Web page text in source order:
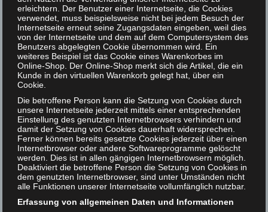
konnten wir so zwei Tage in Leipzig verbringen, die uns
sehr viel Freude bereitet haben. Wir bedanken und für
die tolle Erfahrung und hoffen mit unserem
Praxisprojekt einen kleinen Beitrag zur Forschung im
Bibliothekskosmos geliefert zu haben.
Categories:Blog
Tagged:HAW Hamburg,student work
VORHERIGER BEITRAG NÄCHSTER BEITRAG
erleichtern. Der Benutzer einer Internetseite, die Cookies
verwendet, muss beispielsweise nicht bei jedem Besuch der
Internetseite erneut seine Zugangsdaten eingeben, weil dies
von der Internetseite und dem auf dem Computersystem des
Benutzers abgelegten Cookie übernommen wird. Ein
weiteres Beispiel ist das Cookie eines Warenkorbes im
Online-Shop. Der Online-Shop merkt sich die Artikel, die ein
Kunde in den virtuellen Warenkorb gelegt hat, über ein
Cookie.
Die betroffene Person kann die Setzung von Cookies durch
unsere Internetseite jederzeit mittels einer entsprechenden
Einstellung des genutzten Internetbrowsers verhindern und
damit der Setzung von Cookies dauerhaft widersprechen.
Ferner können bereits gesetzte Cookies jederzeit über einen
Internetbrowser oder andere Softwareprogramme gelöscht
werden. Dies ist in allen gängigen Internetbrowsern möglich.
Deaktiviert die betroffene Person die Setzung von Cookies in
dem genutzten Internetbrowser, sind unter Umständen nicht
alle Funktionen unserer Internetseite vollumfänglich nutzbar.
Erfassung von allgemeinen Daten und Informationen